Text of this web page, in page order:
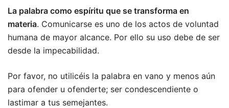
La palabra como espíritu que se transforma en
materia. Comunicarse es uno de los actos de voluntad
humana de mayor alcance. Por ello su uso debe de ser
desde la impecabilidad.
Por favor, no utilicéis la palabra en vano y menos aún
para ofender u ofenderte; ser condescendiente o
lastimar a tus semejantes.